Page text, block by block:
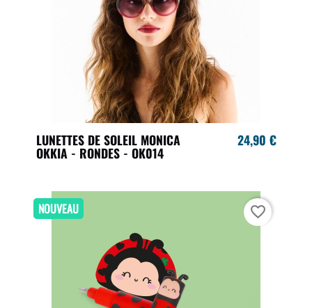
LUNETTES DE SOLEIL MONICA
OKKIA - RONDES - OK014
24,90 €
NOUVEAU favorite_border